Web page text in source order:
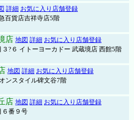
詳細 お気に入り店舗登録
百貨店吉祥寺店5階
店 地図 詳細 お気に入り店舗登録
?６ イトーヨーカドー 武蔵境店 西館5階
地図 詳細 お気に入り店舗登録
ンスタイル碑文谷7階
店 地図 詳細 お気に入り店舗登録
６番９号